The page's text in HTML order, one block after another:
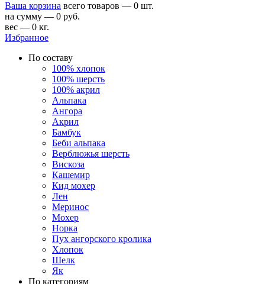
Ваша корзина всего товаров — 0 шт.
на сумму — 0 руб.
вес — 0 кг.
Избранное
По составу
100% хлопок
100% шерсть
100% акрил
Альпака
Ангора
Акрил
Бамбук
Беби альпака
Верблюжья шерсть
Вискоза
Кашемир
Кид мохер
Лен
Меринос
Мохер
Норка
Пух ангорского кролика
Хлопок
Шелк
Як
По категориям